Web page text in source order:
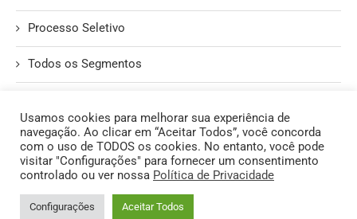
Processo Seletivo
Todos os Segmentos
@2026 - Todos os Direitos Reservados. | Produzido pelo Núcleo de
Usamos cookies para melhorar sua experiência de
navegação. Ao clicar em “Aceitar Todos”, você concorda
com o uso de TODOS os cookies. No entanto, você pode
visitar "Configurações" para fornecer um consentimento
controlado ou ver nossa Política de Privacidade
Configurações Aceitar Todos